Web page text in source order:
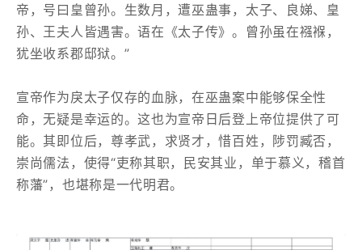
帝，号曰皇曾孙。生数月，遭巫蛊事，太子、良娣、皇
孙、王夫人皆遇害。语在《太子传》。曾孙虽在襁褓，
犹坐收系郡邸狱。”
宣帝作为戾太子仅存的血脉，在巫蛊案中能够保全性
命，无疑是幸运的。这也为宣帝日后登上帝位提供了可
能。其即位后，尊孝武，求贤才，惜百姓，陟罚臧否，
崇尚儒法，使得“吏称其职，民安其业，单于慕义，稽首
称藩”，也堪称是一代明君。